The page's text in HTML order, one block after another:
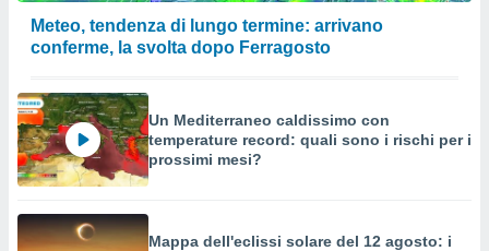
Meteo, tendenza di lungo termine: arrivano
conferme, la svolta dopo Ferragosto
Un Mediterraneo caldissimo con
temperature record: quali sono i rischi per i
prossimi mesi?
Mappa dell'eclissi solare del 12 agosto: i